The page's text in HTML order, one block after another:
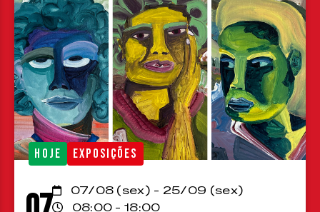
HOJE EXPOSIÇÕES
07/08 (sex) - 25/09 (sex)
08:00 - 18:00